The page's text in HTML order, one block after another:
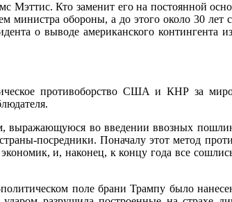
Мэттис. Кто заменит его на постоянной
министра обороны, а до этого около 30 лет
о выводе американского контингента
противоборство США и КНР за
выражающуюся во введении ввозных
посредники. Поначалу этот метод
и, наконец, к концу года все
поле брани Трампу было